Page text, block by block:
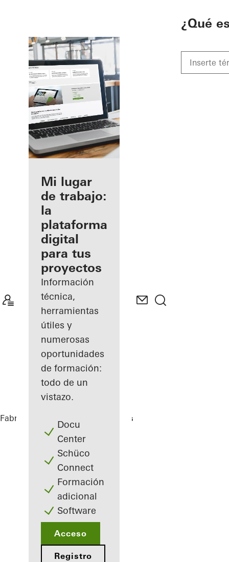
Beneficios
como
fabricante
registrado
Descubre
mi área
de
trabajo
Mi lugar
de trabajo:
la
plataforma
digital
para tus
proyectos
Información
técnica,
herramientas
útiles y
numerosas
oportunidades
de formación:
todo de un
vistazo.
Docu
Center
Schüco
Connect
Formación
adicional
Software
Acceso
Registro
¿Qué
Fabricantes Highlights